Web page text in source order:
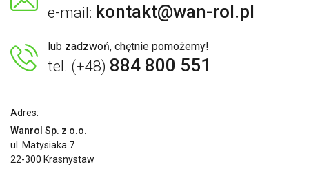
e-mail: kontakt@wan-rol.pl
lub zadzwoń, chętnie pomożemy!
tel. (+48) 884 800 551
Adres:
Wanrol Sp. z o.o.
ul. Matysiaka 7
22-300 Krasnystaw